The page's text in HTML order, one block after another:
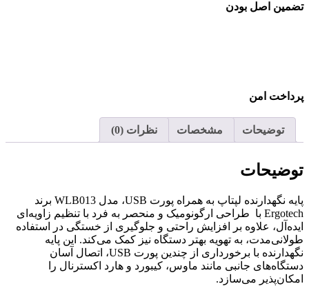
تضمین اصل بودن
پرداخت امن
توضیحات مشخصات نظرات (0)
توضیحات
پایه نگهدارنده لپتاپ به همراه پورت‌ USB، مدل WLB013 برند
Ergotech با طراحی ارگونومیک و منحصر به فرد با تنظیم زاویه‌ای
ایده‌آل، علاوه بر افزایش راحتی و جلوگیری از خستگی در استفاده
طولانی‌مدت، به تهویه بهتر دستگاه نیز کمک می‌کند. این پایه
نگهدارنده با برخورداری از چندین پورت USB، اتصال آسان
دستگاه‌های جانبی مانند ماوس، کیبورد و هارد اکسترنال را
امکان‌پذیر می‌سازد.